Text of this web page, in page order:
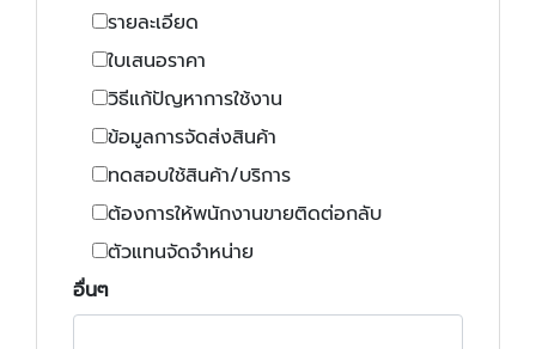
รายละเอียด
ใบเสนอราคา
วิธีแก้ปัญหาการใช้งาน
ข้อมูลการจัดส่งสินค้า
ทดสอบใช้สินค้า/บริการ
ต้องการให้พนักงานขายติดต่อกลับ
ตัวแทนจัดจำหน่าย
อื่นๆ